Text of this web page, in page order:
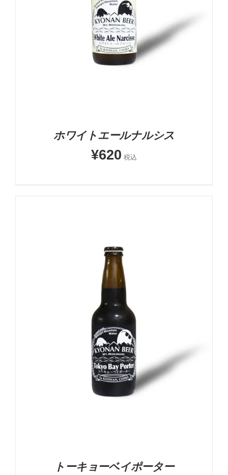
お買い物カゴに追加
詳細
ホワイトエールナルシス
¥620 税込
5段階中
5.00
の評価
お買い物カゴに追加
詳細
トーキョーベイポーター